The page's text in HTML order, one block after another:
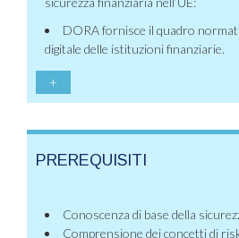
DORA fornisce il quadro
digitale delle istituzioni finanziarie.
+
PREREQUISITI
Conoscenza di base della
Comprensione dei concetti di